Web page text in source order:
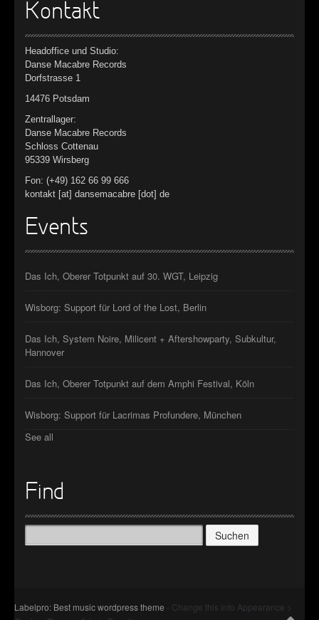
Kontakt
Headoffice und Studio:
Danse Macabre Records
Dorfstrasse 1
14476 Potsdam
Zentrallager:
Danse Macabre Records
Schloss Cottenau
95339 Wirsberg
Fon: (+49) 162 66 99 666
kontakt [at] dansemacabre [dot] de
Events
Das Ich, Oberer Totpunkt auf 30. WGT, Leipzig
Wisborg: Support für Lord of the Lost, Berlin
Das Ich, System Noire, Milicent + Aftershowparty, Subkultur,
Hannover
Das Ich, Oberer Totpunkt auf dem Amphi Festival, Köln
Wisborg: Support für Lacrimas Profundere, München
See all
Find
Suchen
nach:
Labelpro: Best music wordpress theme - Change this into Appearance >